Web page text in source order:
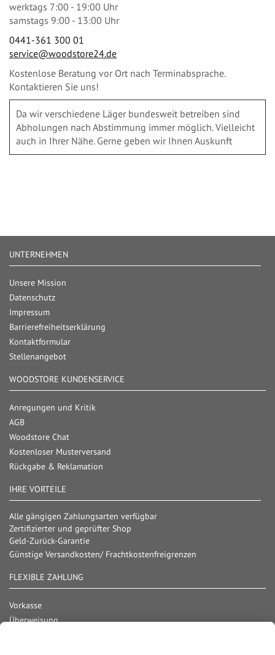
werktags 7:00 - 19:00 Uhr
samstags 9:00 - 13:00 Uhr
0441-361 300 01
service@woodstore24.de
Kostenlose Beratung vor Ort nach Terminabsprache.
Kontaktieren Sie uns!
Da wir verschiedene Läger bundesweit betreiben sind
Abholungen nach Abstimmung immer möglich. Vielleicht
auch in Ihrer Nähe. Gerne geben wir Ihnen Auskunft
UNTERNEHMEN
Unsere Mission
Datenschutz
Impressum
Barrierefreiheitserklärung
Kontaktformular
Stellenangebot
WOODSTORE KUNDENSERVICE
Anregungen und Kritik
AGB
Woodstore Chat
Kostenloser Musterversand
Rückgabe & Reklamation
IHRE VORTEILE
Alle gängigen Zahlungsarten verfügbar
Zertifizierter und geprüfter Shop
Geld-Zurück-Garantie
Günstige Versandkosten/ Frachtkostenfreigrenzen
FLEXIBLE ZAHLUNG
Vorkasse
Überweisung